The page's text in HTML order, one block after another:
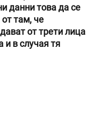
данни това да се
там, че
от трети лица
и в случая тя